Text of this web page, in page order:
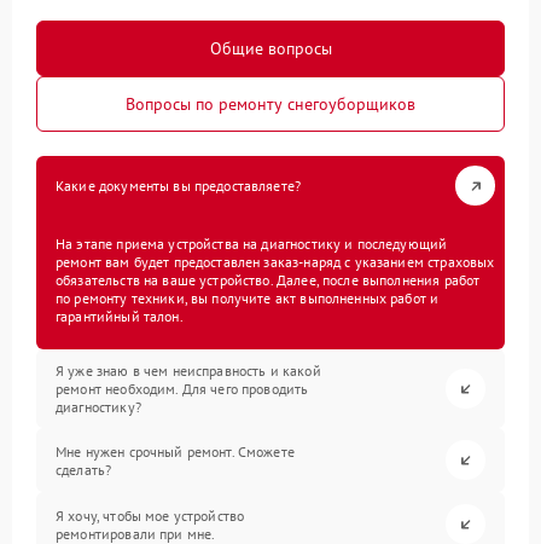
Общие вопросы
Вопросы по ремонту снегоуборщиков
Какие документы вы предоставляете?
На этапе приема устройства на диагностику и последующий
ремонт вам будет предоставлен заказ-наряд с указанием страховых
обязательств на ваше устройство. Далее, после выполнения работ
по ремонту техники, вы получите акт выполненных работ и
гарантийный талон.
Я уже знаю в чем неисправность и какой
ремонт необходим. Для чего проводить
диагностику?
Мне нужен срочный ремонт. Сможете
сделать?
Я хочу, чтобы мое устройство
ремонтировали при мне.